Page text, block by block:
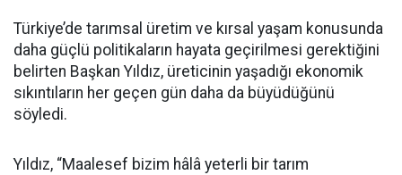
Türkiye’de tarımsal üretim ve kırsal yaşam konusunda
daha güçlü politikaların hayata geçirilmesi gerektiğini
belirten Başkan Yıldız, üreticinin yaşadığı ekonomik
sıkıntıların her geçen gün daha da büyüdüğünü
söyledi.
Yıldız, “Maalesef bizim hâlâ yeterli bir tarım